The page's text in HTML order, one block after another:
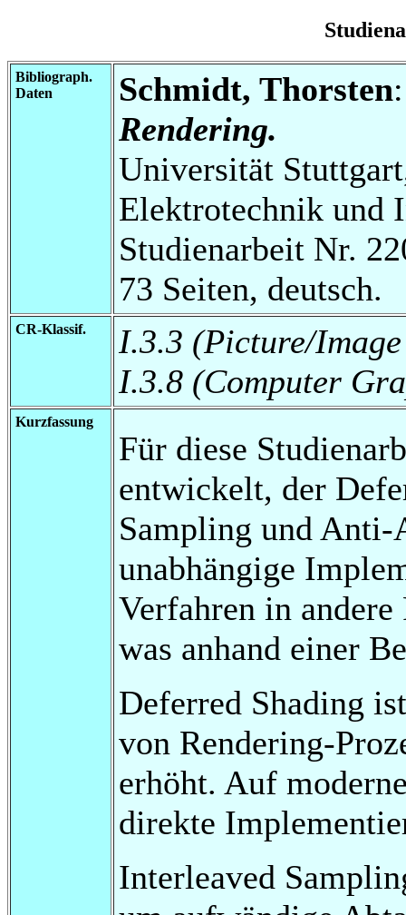
Bibliograph.
Daten
Schmidt, Thorsten
Rendering.
Universität
Elektrotechnik und
Studienarbeit Nr.
73 Seiten, deutsch.
CR-Klassif.
I.3.3 (Picture/
I.3.8 (Computer
Kurzfassung
Für diese
entwickelt, der
Sampling und
unabhängige
Verfahren in
was anhand einer
Deferred Shading
von Rendering-
erhöht. Auf
direkte
Interleaved